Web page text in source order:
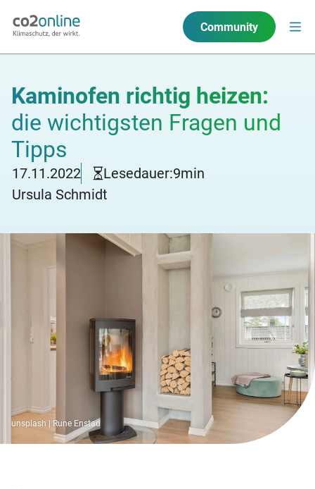
Community
Kaminofen richtig heizen:
die wichtigsten Fragen und
Tipps
17.11.2022 Lesedauer:9min
Ursula Schmidt
unsplash | Rune Enstad